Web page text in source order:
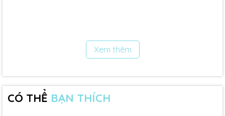
cũng như kiểm soát đường khoan theo ý mình.
Xem thêm
CÓ THỂ BẠN THÍCH